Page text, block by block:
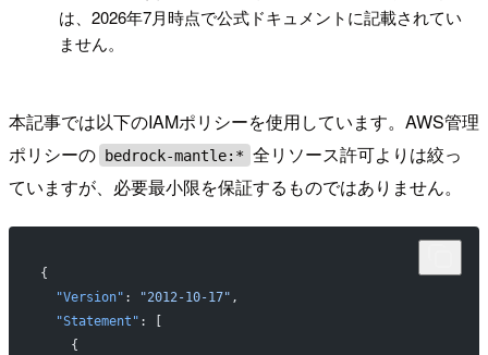
は、2026年7月時点で公式ドキュメントに記載されてい
ません。
本記事では以下のIAMポリシーを使用しています。AWS管理
ポリシーの bedrock-mantle:* 全リソース許可よりは絞っ
ていますが、必要最小限を保証するものではありません。
{
  "Version"
: "2012-10-17" ,
  "Statement"
: [
    {